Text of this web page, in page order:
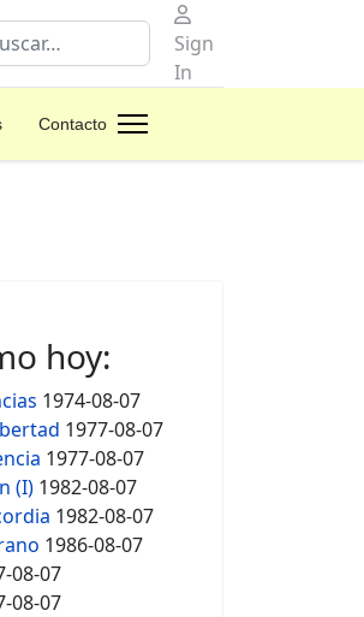
Sign
In
Contacto
hoy:
1974-08-07
1977-08-07
1977-08-07
(I) 1982-08-07
1982-08-07
1986-08-07
08-07
08-07